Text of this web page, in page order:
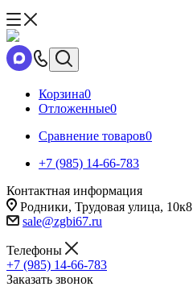
Корзина0
Отложенные0
Сравнение товаров0
+7 (985) 14-66-783
Контактная информация
Родники, Трудовая улица, 10к8
sale@zgbi67.ru
Телефоны
+7 (985) 14-66-783
Заказать звонок